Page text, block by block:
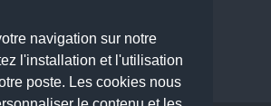
navigation sur notre
l'installation et l'utilisation
poste. Les cookies nous